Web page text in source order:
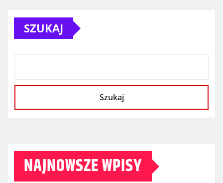
SZUKAJ
Szukaj
NAJNOWSZE WPISY